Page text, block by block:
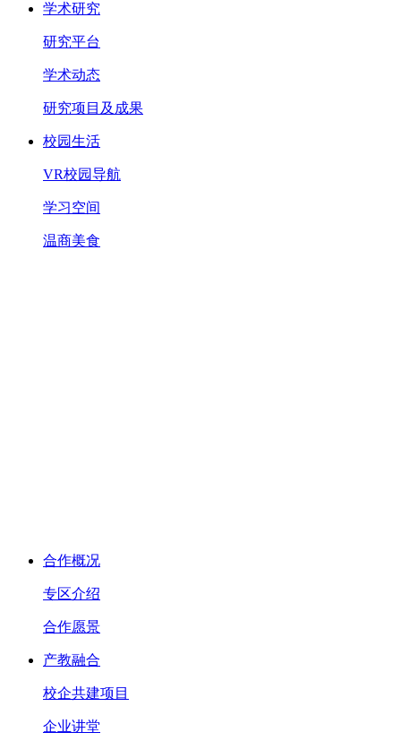
学术研究
研究平台
学术动态
研究项目及成果
校园生活
VR校园导航
学习空间
温商美食
合作概况
专区介绍
合作愿景
产教融合
校企共建项目
企业讲堂